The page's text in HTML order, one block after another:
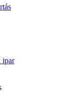
ipar